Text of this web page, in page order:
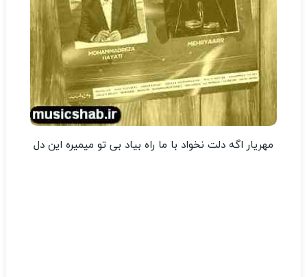
مهریار اگه دلت نخواد با ما راه بیاد بی تو میمیره این دل